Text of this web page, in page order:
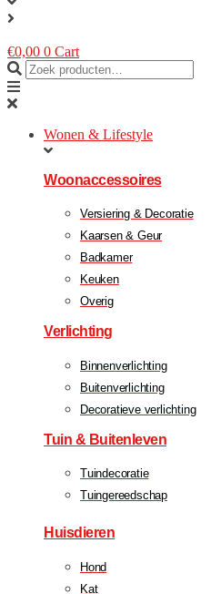
€0,00 0 Cart
Wonen & Lifestyle
Woonaccessoires
Versiering & Decoratie
Kaarsen & Geur
Badkamer
Keuken
Overig
Verlichting
Binnenverlichting
Buitenverlichting
Decoratieve verlichting
Tuin & Buitenleven
Tuindecoratie
Tuingereedschap
Huisdieren
Hond
Kat